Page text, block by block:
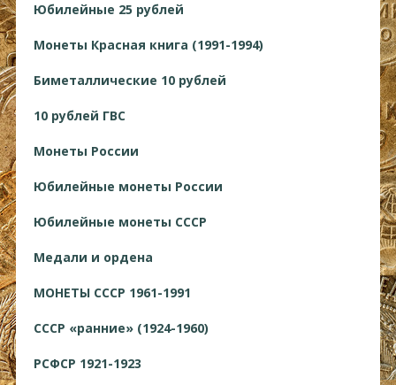
Юбилейные 25 рублей
Монеты Красная книга (1991-1994)
Биметаллические 10 рублей
10 рублей ГВС
Монеты России
Юбилейные монеты России
Юбилейные монеты СССР
Медали и ордена
МОНЕТЫ СССР 1961-1991
СССР «ранние» (1924-1960)
РСФСР 1921-1923